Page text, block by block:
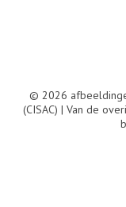
© 2026
(CISAC) | Van de